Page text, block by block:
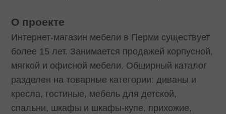
О проекте
Интернет-магазин мебели в Перми существует
более 15 лет. Занимается продажей корпусной,
мягкой и офисной мебели. Обширный каталог
разделен на товарные категории: диваны и
кресла, гостиные, мебель для детской,
спальни, шкафы и шкафы-купе, прихожие,